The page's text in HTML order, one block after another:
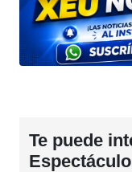
Te puede